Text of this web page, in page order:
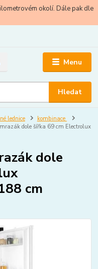
okolí. Dále pak dle
Menu
Hledat
lednice
kombinace
dole šířka 69 cm Electrolux
dole
cm